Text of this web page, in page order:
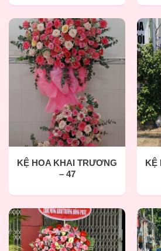
KỆ HOA KHAI TRƯƠNG
– 47
KỆ